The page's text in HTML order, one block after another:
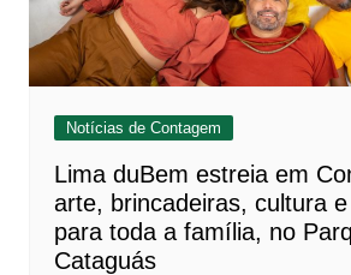
Notícias de Contagem
Lima duBem estreia em
arte, brincadeiras, cultura
para toda a família, no
Cataguás